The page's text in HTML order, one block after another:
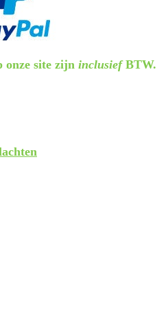
onze site zijn inclusiefBTW.